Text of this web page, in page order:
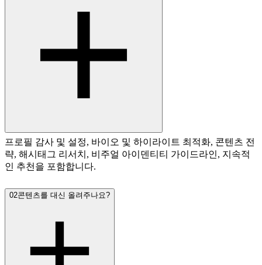
프로필 감사 및 설정, 바이오 및 하이라이트 최적화, 콘텐츠 전
략, 해시태그 리서치, 비주얼 아이덴티티 가이드라인, 지속적
인 추천을 포함합니다.
02콘텐츠를 대신 올려주나요?